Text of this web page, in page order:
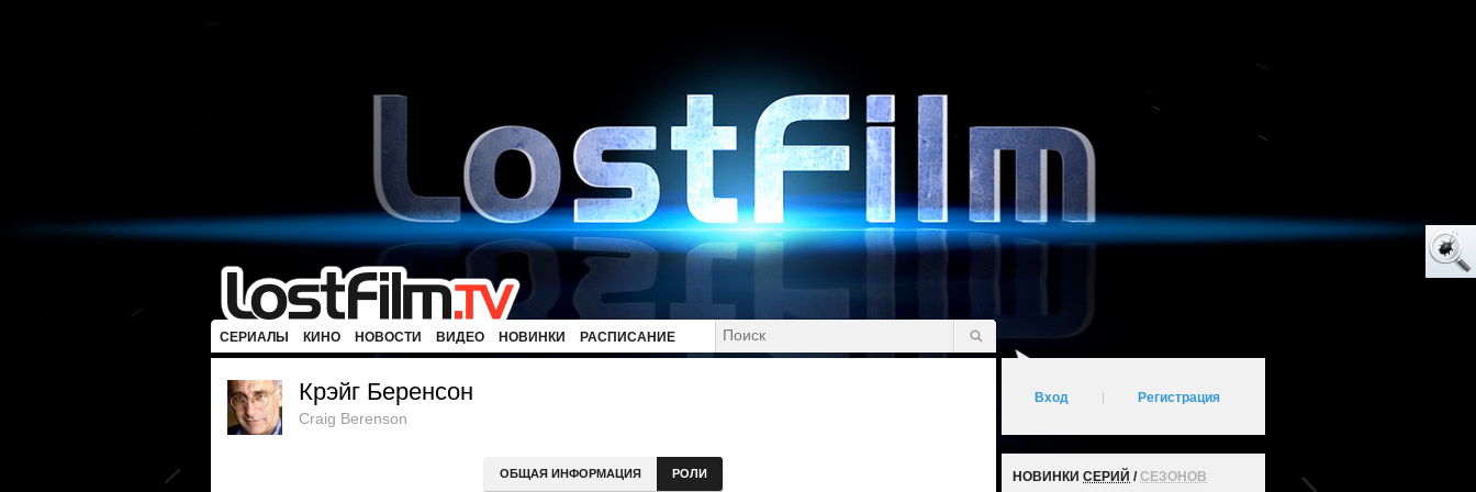
СЕРИАЛЫ КИНО НОВОСТИ ВИДЕО НОВИНКИ РАСПИСАНИЕ
Крэйг Беренсон
Craig Berenson
ОБЩАЯ ИНФОРМАЦИЯ РОЛИ
Вход Регистрация
НОВИНКИ СЕРИЙ /СЕЗОНОВ